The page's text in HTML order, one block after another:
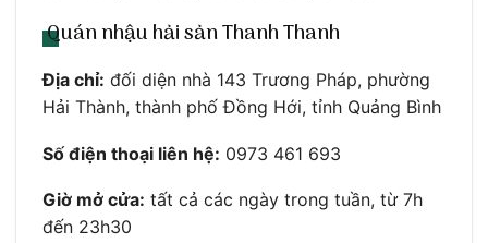
Quán nhậu hải sản Thanh Thanh
Địa chỉ: đối diện nhà 143 Trương Pháp, phường
Hải Thành, thành phố Đồng Hới, tỉnh Quảng Bình
Số điện thoại liên hệ: 0973 461 693
Giờ mở cửa: tất cả các ngày trong tuần, từ 7h
đến 23h30